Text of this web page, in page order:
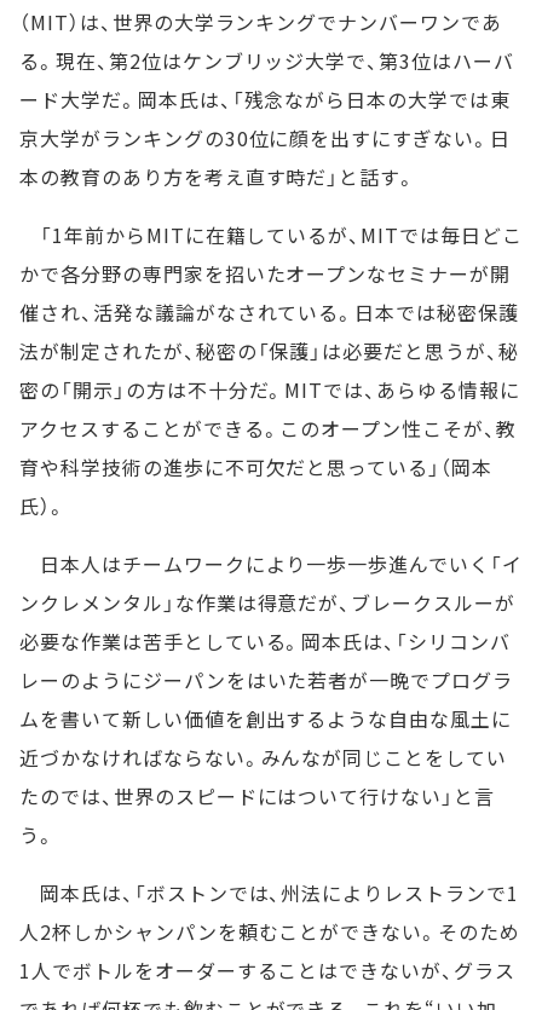
（MIT）は、世界の大学ランキングでナンバーワンであ
る。現在、第2位はケンブリッジ大学で、第3位はハーバ
ード大学だ。岡本氏は、「残念ながら日本の大学では東
京大学がランキングの30位に顔を出すにすぎない。日
本の教育のあり方を考え直す時だ」と話す。
「1年前からMITに在籍しているが、MITでは毎日どこ
かで各分野の専門家を招いたオープンなセミナーが開
催され、活発な議論がなされている。日本では秘密保護
法が制定されたが、秘密の「保護」は必要だと思うが、秘
密の「開示」の方は不十分だ。MITでは、あらゆる情報に
アクセスすることができる。このオープン性こそが、教
育や科学技術の進歩に不可欠だと思っている」（岡本
氏）。
日本人はチームワークにより一歩一歩進んでいく「イ
ンクレメンタル」な作業は得意だが、ブレークスルーが
必要な作業は苦手としている。岡本氏は、「シリコンバ
レーのようにジーパンをはいた若者が一晩でプログラ
ムを書いて新しい価値を創出するような自由な風土に
近づかなければならない。みんなが同じことをしてい
たのでは、世界のスピードにはついて行けない」と言
う。
岡本氏は、「ボストンでは、州法によりレストランで1
人2杯しかシャンパンを頼むことができない。そのため
1人でボトルをオーダーすることはできないが、グラス